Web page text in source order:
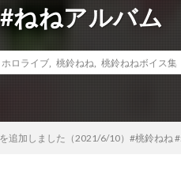
ねねアルバム
ホロライブ 桃鈴ねね 桃鈴ねねボイス集
追加しました（2021/6/10）#桃鈴ねね